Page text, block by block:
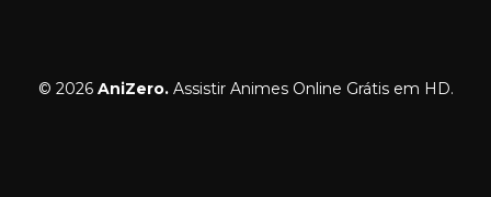
© 2026 AniZero.Assistir Animes Online Grátis em HD.